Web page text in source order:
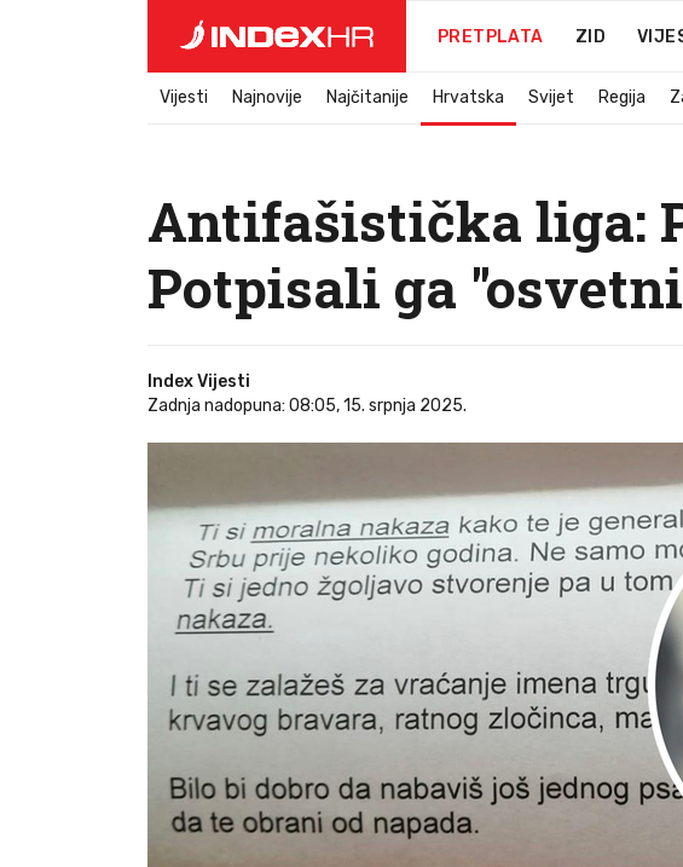
PRETPLATA ZID
Vijesti Najnovije Najčitanije Hrvatska Svijet Regija
Antifašistička liga:
Potpisali ga
Index Vijesti
Zadnja nadopuna: 08:05, 15. srpnja 2025.